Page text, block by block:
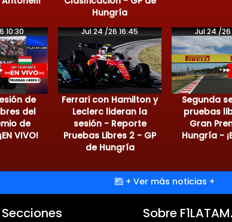
Hungría
10:30
de
del
de
VIVO!
Jul 24 /26 16:45
Ferrari con Hamilton y
Leclerc lideran la
sesión - Reporte
Pruebas Libres 2 - GP
de Hungría
Jul 24 /26
Segunda
pruebas
Gran
Hungría -
+ Ver más noticias +
Secciones Sobre